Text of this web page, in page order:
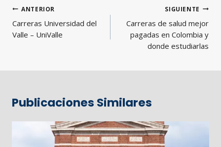
Navegación
de
entradas
ANTERIOR
Carreras Universidad del
Valle – UniValle
SIGUIENTE
Carreras de salud mejor
pagadas en Colombia y
donde estudiarlas
Publicaciones Similares